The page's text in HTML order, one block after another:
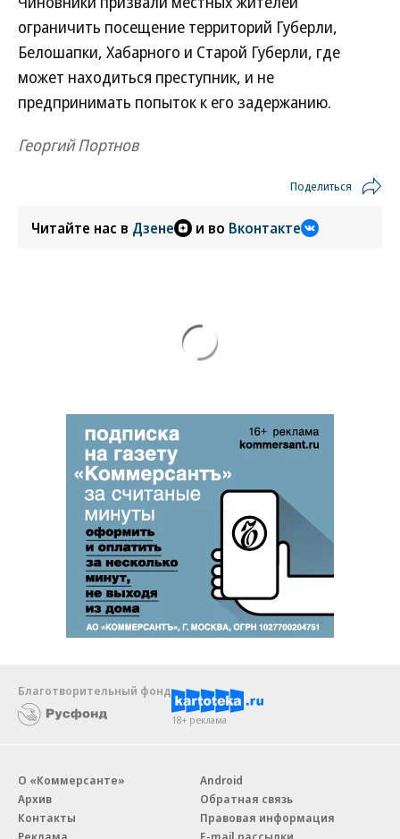
ограничить посещение территорий Губерли,
Белошапки, Хабарного и Старой Губерли, где
может находиться преступник, и не
предпринимать попыток к его задержанию.
Георгий Портнов
Поделиться
Читайте нас в Дзене и во Вконтакте
Благотворительный фонд
18+ реклама
О «Коммерсанте»
Архив
Контакты
Android
Обратная связь
Правовая информация